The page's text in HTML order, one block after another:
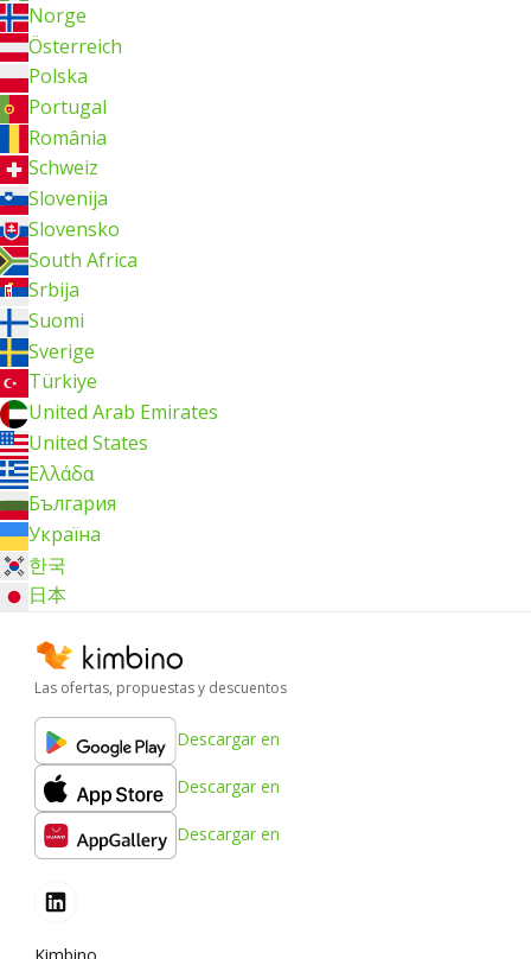
Norge
Österreich
Polska
Portugal
România
Schweiz
Slovenija
Slovensko
South Africa
Srbija
Suomi
Sverige
Türkiye
United Arab Emirates
United States
Ελλάδα
България
Україна
한국
日本
Las ofertas, propuestas y descuentos
Descargar en
Descargar en
Descargar en